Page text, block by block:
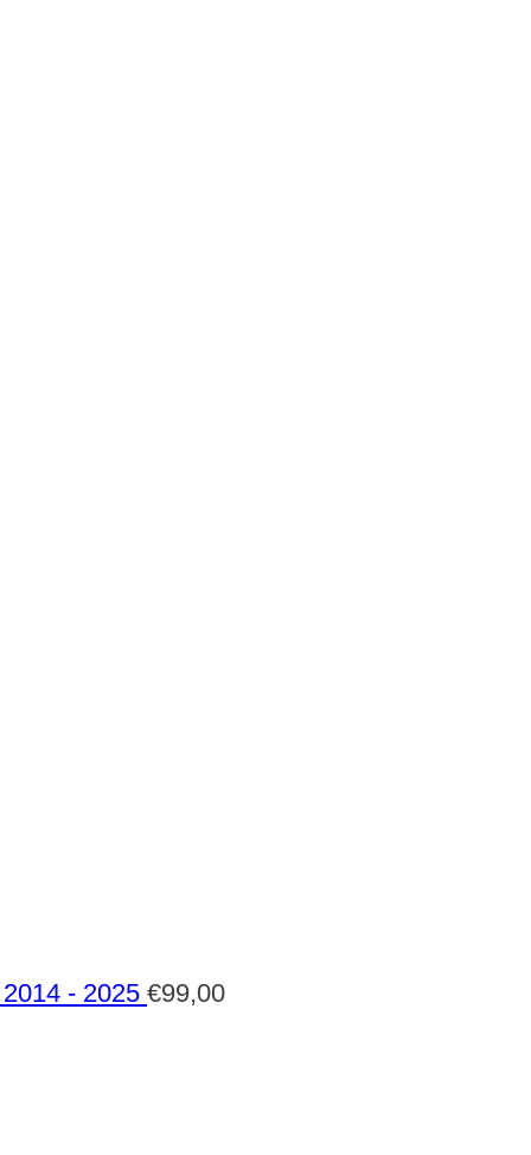
- 2025 €99,00